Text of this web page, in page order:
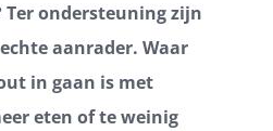
ondersteuning zijn
aanrader. Waar
in gaan is met
eten of te weinig